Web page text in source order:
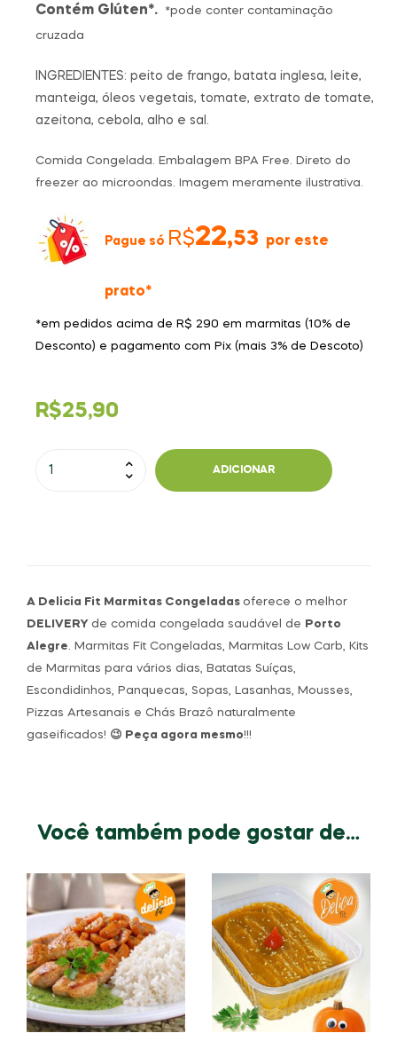
Contém Glúten*.
*pode conter contaminação
cruzada
INGREDIENTES: peito de frango, batata inglesa, leite,
manteiga, óleos vegetais, tomate, extrato de tomate,
azeitona, cebola, alho e sal.
Comida Congelada. Embalagem BPA Free. Direto do
freezer ao microondas. Imagem meramente ilustrativa.
Pague só R$22,53 por este
prato*
*em pedidos acima de R$ 290 em marmitas (10% de
Desconto) e pagamento com Pix (mais 3% de Descoto)
R$25,90
ADICIONAR
A Delicia Fit Marmitas Congeladas oferece o melhor
DELIVERY de comida congelada saudável de
Porto
Alegre. Marmitas Fit Congeladas, Marmitas Low Carb, Kits
de Marmitas para vários dias, Batatas Suíças,
Escondidinhos, Panquecas, Sopas, Lasanhas, Mousses,
Pizzas Artesanais e Chás Brazô naturalmente
gaseificados! 😉 Peça agora mesmo!!!
Você também pode gostar de…